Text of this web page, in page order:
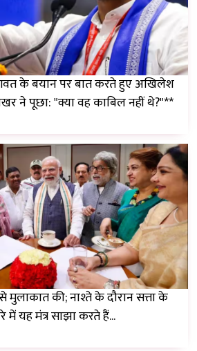
के बयान पर बात करते हुए अखिलेश
ने पूछा: "क्या वह काबिल नहीं थे?"**
मुलाकात की; नाश्ते के दौरान सत्ता के
में यह मंत्र साझा करते हैं...